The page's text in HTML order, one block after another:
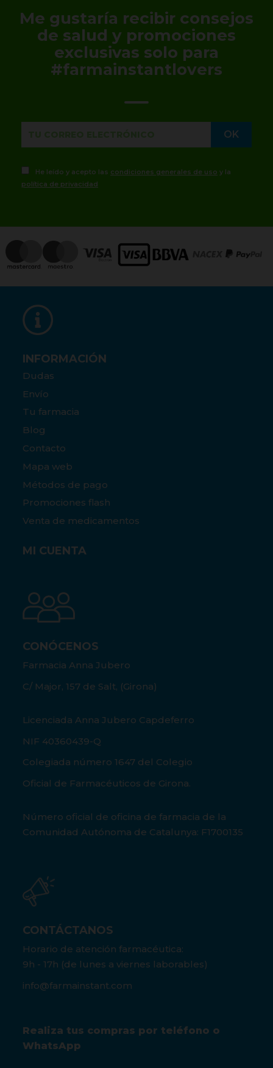
Me gustaría recibir consejos
de salud y promociones
exclusivas solo para
#farmainstantlovers
He leído y acepto las condiciones generales de uso y la
política de privacidad
INFORMACIÓN
Dudas
Envío
Tu farmacia
Blog
Contacto
Mapa web
Métodos de pago
Promociones flash
Venta de medicamentos
MI CUENTA
CONÓCENOS
Farmacia Anna Jubero
C/ Major, 157 de Salt, (Girona)
Licenciada Anna Jubero Capdeferro
NIF 40360439-Q
Colegiada número 1647 del Colegio
Oficial de Farmacéuticos de Girona.
Número oficial de oficina de farmacia de la
Comunidad Autónoma de Catalunya: F1700135
CONTÁCTANOS
Horario de atención farmacéutica:
9h - 17h (de lunes a viernes laborables)
info@farmainstant.com
Realiza tus compras por teléfono o
WhatsApp